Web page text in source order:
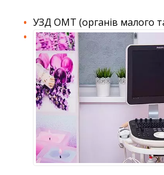
УЗД ОМТ (органів малого